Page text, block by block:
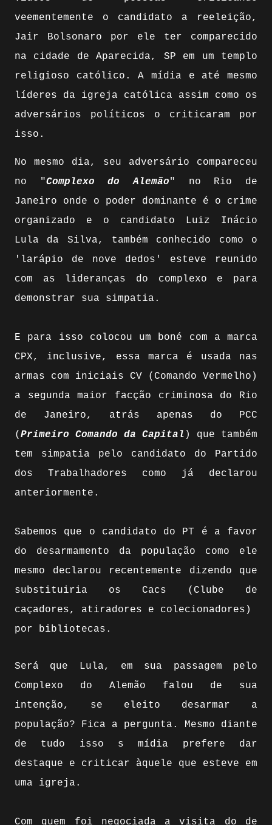
veementemente o candidato a reeleição,
Jair Bolsonaro por ele ter comparecido
na cidade de Aparecida, SP em um templo
religioso católico. A mídia e até mesmo
líderes da igreja católica assim como os
adversários políticos o criticaram por
isso.
No mesmo dia, seu adversário compareceu
no "Complexo do Alemão" no Rio de
Janeiro onde o poder dominante é o crime
organizado e o candidato Luiz Inácio
Lula da Silva, também conhecido como o
'larápio de nove dedos' esteve reunido
com as lideranças do complexo e para
demonstrar sua simpatia.
E para isso colocou um boné com a marca
CPX, inclusive, essa marca é usada nas
armas com iniciais CV (Comando Vermelho)
a segunda maior facção criminosa do Rio
de Janeiro, atrás apenas do PCC
( Primeiro Comando da Capital ) que também
tem simpatia pelo candidato do Partido
dos Trabalhadores como já declarou
anteriormente.
Sabemos que o candidato do PT é a favor
do desarmamento da população como ele
mesmo declarou recentemente dizendo que
substituiria os Cacs (Clube de
caçadores, atiradores e colecionadores)
por bibliotecas.
Será que Lula, em sua passagem pelo
Complexo do Alemão falou de sua
intenção, se eleito desarmar a
população? Fica a pergunta. Mesmo diante
de tudo isso s mídia prefere dar
destaque e criticar àquele que esteve em
uma igreja.
Com quem foi negociada a visita do de